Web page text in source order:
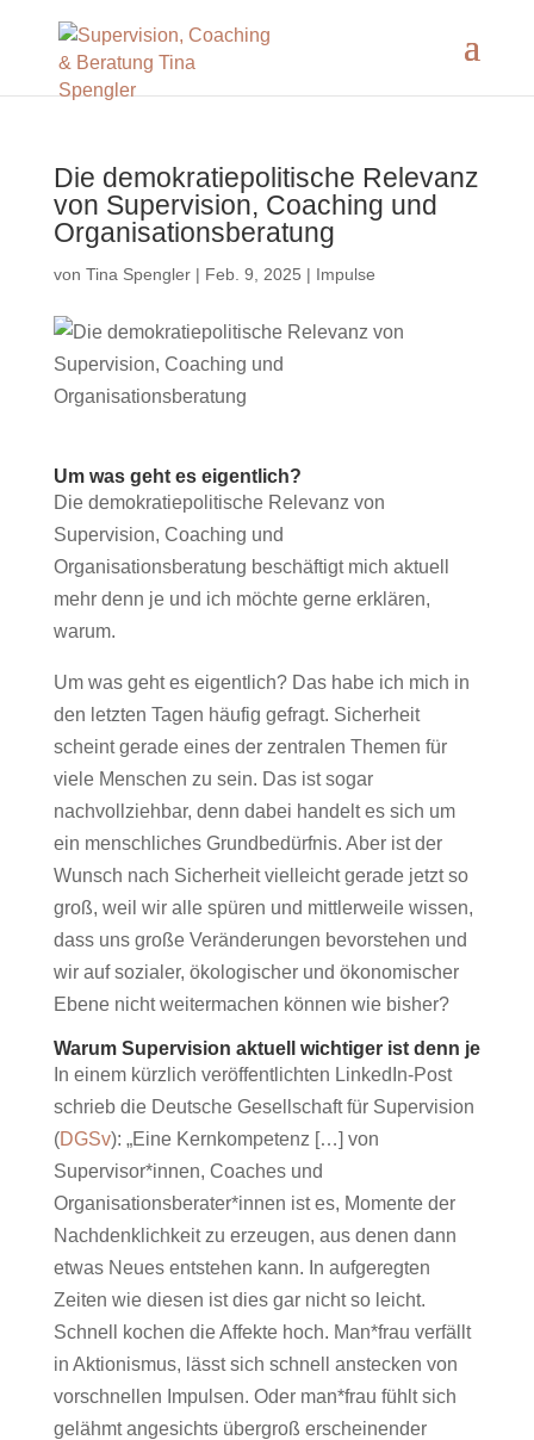
Die demokratiepolitische Relevanz
von Supervision, Coaching und
Organisationsberatung
von Tina Spengler| Feb. 9, 2025 | Impulse
Um was geht es eigentlich?
Die demokratiepolitische Relevanz von
Supervision, Coaching und
Organisationsberatung beschäftigt mich aktuell
mehr denn je und ich möchte gerne erklären,
warum.
Um was geht es eigentlich? Das habe ich mich in
den letzten Tagen häufig gefragt. Sicherheit
scheint gerade eines der zentralen Themen für
viele Menschen zu sein. Das ist sogar
nachvollziehbar, denn dabei handelt es sich um
ein menschliches Grundbedürfnis. Aber ist der
Wunsch nach Sicherheit vielleicht gerade jetzt so
groß, weil wir alle spüren und mittlerweile wissen,
dass uns große Veränderungen bevorstehen und
wir auf sozialer, ökologischer und ökonomischer
Ebene nicht weitermachen können wie bisher?
Warum Supervision aktuell wichtiger ist denn je
In einem kürzlich veröffentlichten LinkedIn-Post
schrieb die Deutsche Gesellschaft für Supervision
(DGSv): „Eine Kernkompetenz […] von
Supervisor*innen, Coaches und
Organisationsberater*innen ist es, Momente der
Nachdenklichkeit zu erzeugen, aus denen dann
etwas Neues entstehen kann. In aufgeregten
Zeiten wie diesen ist dies gar nicht so leicht.
Schnell kochen die Affekte hoch. Man*frau verfällt
in Aktionismus, lässt sich schnell anstecken von
vorschnellen Impulsen. Oder man*frau fühlt sich
gelähmt angesichts übergroß erscheinender